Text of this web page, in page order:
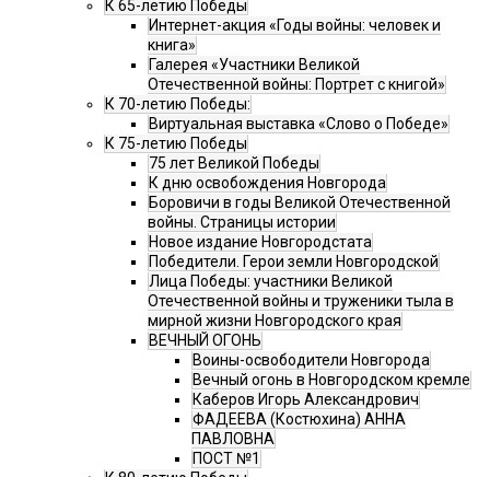
К 65-летию Победы
Интернет-акция «Годы войны: человек и
книга»
Галерея «Участники Великой
Отечественной войны: Портрет с книгой»
К 70-летию Победы:
Виртуальная выставка «Слово о Победе»
К 75-летию Победы
75 лет Великой Победы
К дню освобождения Новгорода
Боровичи в годы Великой Отечественной
войны. Страницы истории
Новое издание Новгородстата
Победители. Герои земли Новгородской
Лица Победы: участники Великой
Отечественной войны и труженики тыла в
мирной жизни Новгородского края
ВЕЧНЫЙ ОГОНЬ
Воины-освободители Новгорода
Вечный огонь в Новгородском кремле
Каберов Игорь Александрович
ФАДЕЕВА (Костюхина) АННА
ПАВЛОВНА
ПОСТ №1